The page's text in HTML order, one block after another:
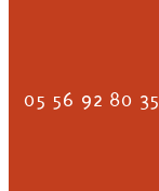
05 56 92 80 35